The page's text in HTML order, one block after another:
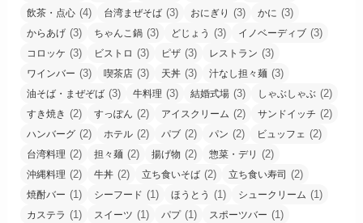
飲茶・点心 (4) 台湾まぜそば (3) おにぎり (3) かに (3)
からあげ (3) ちゃんこ鍋 (3) どじょう (3) イノベーディブ (3)
コロッケ (3) ビストロ (3) ピザ (3) レストラン (3)
ワインバー (3) 喫茶店 (3) 天丼 (3) 汁なし担々麺 (3)
油そば・まぜぞば (3) 牛料理 (3) 結婚式場 (3) しゃぶしゃぶ (2)
すき焼き (2) すっぽん (2) アイスクリーム (2) サンドイッチ (2)
ハンバーグ (2) ホテル (2) パブ (2) パン (2) ビュッフェ (2)
台湾料理 (2) 担々麺 (2) 揚げ物 (2) 惣菜・デリ (2)
沖縄料理 (2) 牛丼 (2) 立ち食いそば (2) 立ち食い寿司 (2)
焼酎バー (1) シーフード (1) ほうとう (1) シュークリーム (1)
カステラ (1) スイーツ (1) パプ(1) スポーツバー (1)